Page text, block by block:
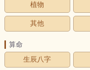
植物
其他
算命
生辰八字